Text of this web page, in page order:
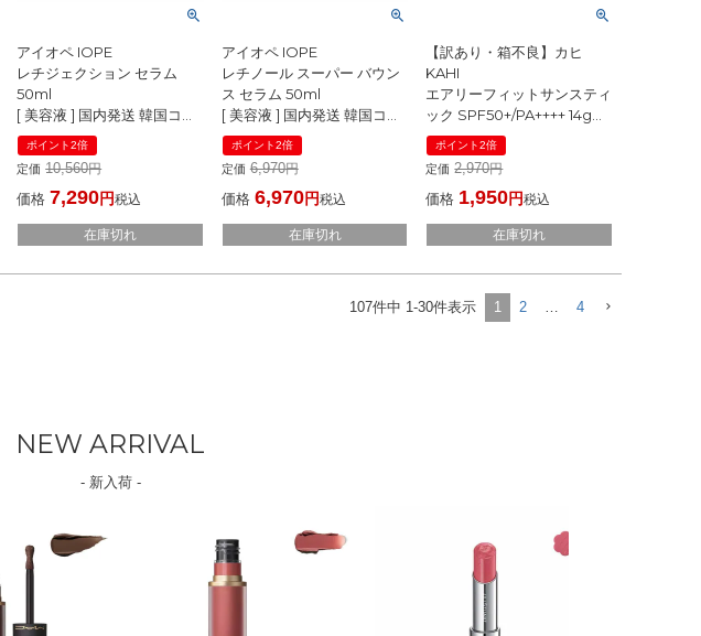
アイオペ IOPE
レチジェクション セラム
50ml
[ 美容液 ] 国内発送 韓国コス
メ
ポイント2倍
定価 10,560
価格 7,290 税込
在庫切れ
アイオペ IOPE
レチノール スーパー バウン
ス セラム 50ml
[ 美容液 ] 国内発送 韓国コス
メ
ポイント2倍
定価 6,970
価格 6,970 税込
在庫切れ
【訳あり・箱不良】カヒ
KAHI
エアリーフィットサンスティ
ック SPF50+/PA++++ 14g
[ 日焼け止め ] 国内発送 韓国
コスメ 保湿 スキンケア うる
おい 持ち運び スティック
ポイント2倍
定価 2,970
価格 1,950 税込
在庫切れ
107件中 1-30件表示 1 2 … 4
NEW ARRIVAL
- 新入荷 -